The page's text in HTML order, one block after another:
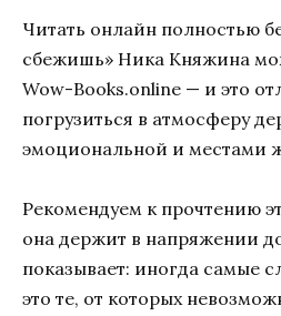
Читать онлайн полностью
сбежишь» Ника Княжина
Wow-Books.online — и это
погрузиться в атмосферу
эмоциональной и местами
Рекомендуем к прочтению
она держит в напряжении
показывает: иногда самые
это те, от которых